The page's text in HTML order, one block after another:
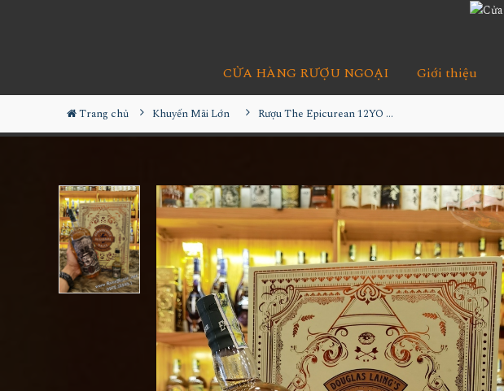
CỬA HÀNG RƯỢU NGOẠI Giới thiệu
Trang chủ Khuyến Mãi Lớn Rượu The Epicurean 12YO Hộp Quà